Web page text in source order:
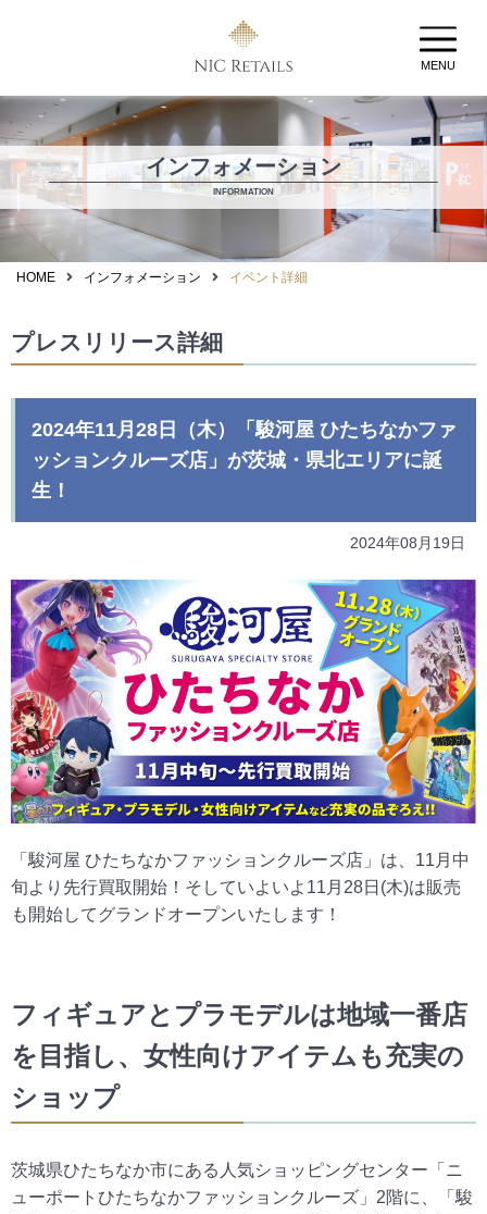
MENU
インフォメーション
INFORMATION
HOME インフォメーション イベント詳細
プレスリリース詳細
2024年11月28日（木）「駿河屋 ひたちなかファ
ッションクルーズ店」が茨城・県北エリアに誕
生！
2024年08月19日
「駿河屋 ひたちなかファッションクルーズ店」は、11月中
旬より先行買取開始！そしていよいよ11月28日(木)は販売
も開始してグランドオープンいたします！
フィギュアとプラモデルは地域一番店
を目指し、女性向けアイテムも充実の
ショップ
茨城県ひたちなか市にある人気ショッピングセンター「ニ
ューポートひたちなかファッションクルーズ」2階に、「駿